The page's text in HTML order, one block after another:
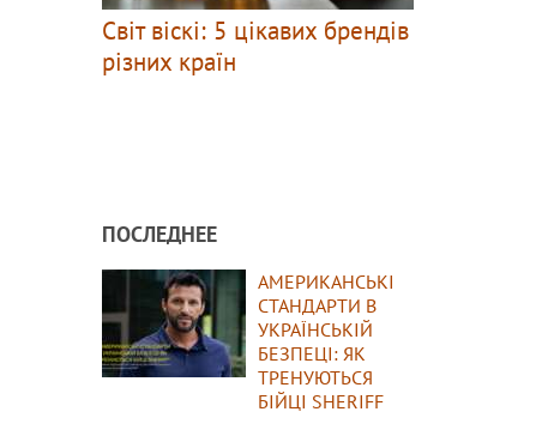
Світ віскі: 5 цікавих брендів
різних країн
ПОСЛЕДНЕЕ
АМЕРИКАНСЬКІ
СТАНДАРТИ В
УКРАЇНСЬКІЙ
БЕЗПЕЦІ: ЯК
ТРЕНУЮТЬСЯ
БІЙЦІ SHERIFF